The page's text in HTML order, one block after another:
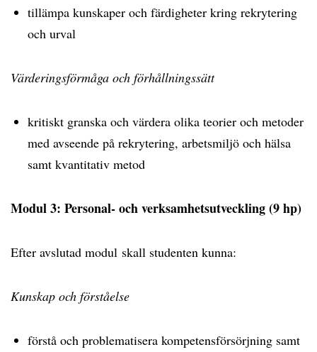
tillämpa kunskaper och färdigheter kring rekrytering
och urval
Värderingsförmåga och förhållningssätt
kritiskt granska och värdera olika teorier och metoder
med avseende på rekrytering, arbetsmiljö och hälsa
samt kvantitativ metod
Modul 3: Personal- och verksamhetsutveckling (9 hp)
Efter avslutad modul skall studenten kunna:
Kunskap och förståelse
förstå och problematisera kompetensförsörjning samt